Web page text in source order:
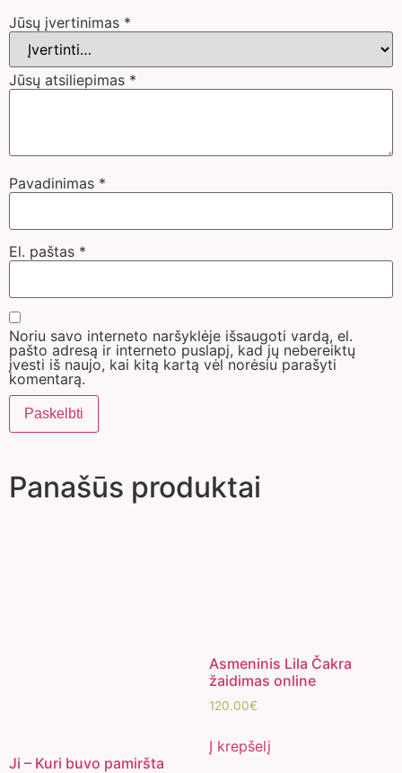
Jūsų įvertinimas *
Jūsų atsiliepimas *
Pavadinimas *
El. paštas *
Noriu savo interneto naršyklėje išsaugoti vardą, el.
pašto adresą ir interneto puslapį, kad jų nebereiktų
įvesti iš naujo, kai kitą kartą vėl norėsiu parašyti
komentarą.
Panašūs produktai
Ji – Kuri buvo pamiršta
Asmeninis Lila Čakra
žaidimas online
120.00€
Į krepšelį